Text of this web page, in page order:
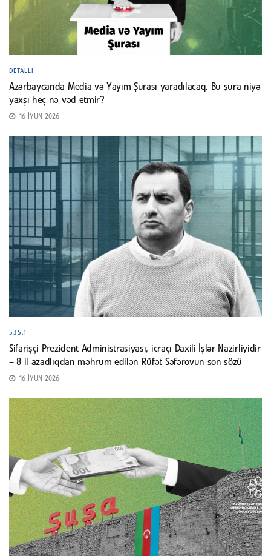
DETALLI
Azərbaycanda Media və Yayım Şurası yaradılacaq. Bu şura niyə
yaxşı heç nə vəd etmir?
16 İYUN 2026
535.1
Sifarişçi Prezident Administrasiyası, icraçı Daxili İşlər Nazirliyidir
– 8 il azadlıqdan məhrum edilən Rüfət Səfərovun son sözü
16 İYUN 2026